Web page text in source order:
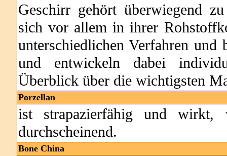
Geschirr gehört überwiegend
sich vor allem in ihrer
unterschiedlichen Verfahren und
und entwickeln dabei
Überblick über die wichtigsten
Porzellan
ist strapazierfähig und
durchscheinend.
Bone China